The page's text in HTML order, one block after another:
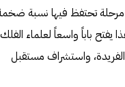
مرحلة تحتفظ فيها نسبة
باباً واسعاً لعلماء الفلك
واستشراف مستقبل